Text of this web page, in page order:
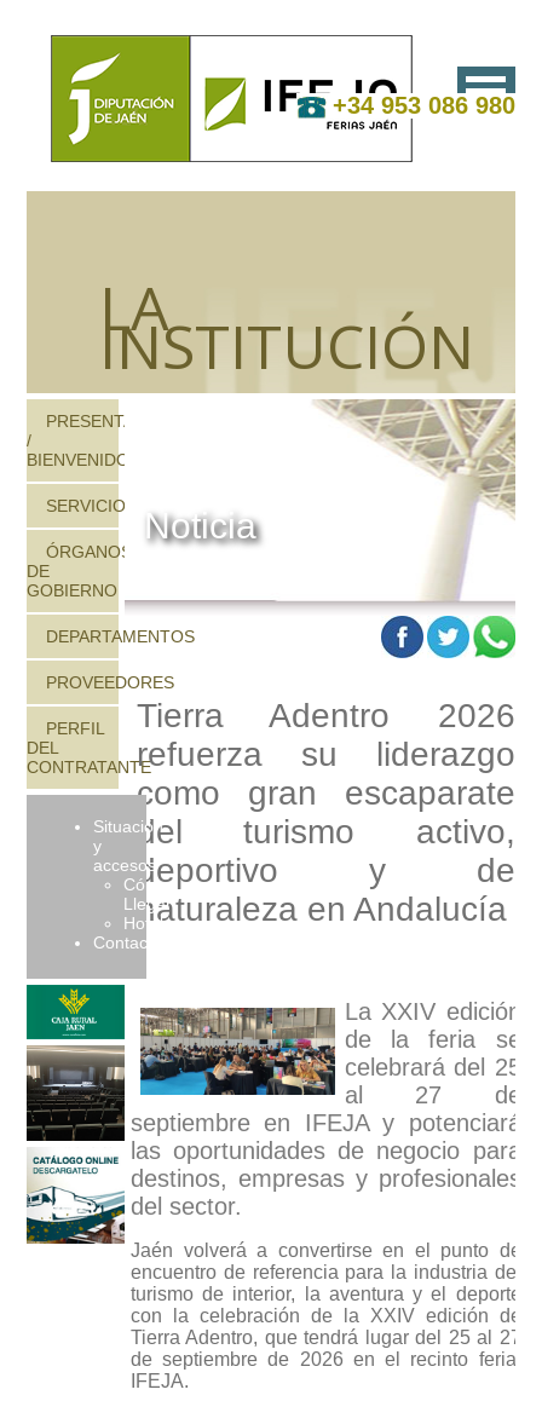
+34 953 086 980
LA
INSTITUCIÓN
PRESENTACIÓN
/
BIENVENIDOS
SERVICIOS
ÓRGANOS
DE
GOBIERNO
DEPARTAMENTOS
PROVEEDORES
PERFIL
DEL
CONTRATANTE
Noticia
Tierra Adentro 2026
refuerza su liderazgo
como gran escaparate
del turismo activo,
deportivo y de
naturaleza en Andalucía
La XXIV edición
de la feria se
celebrará del 25
al 27 de
septiembre en IFEJA y potenciará
las oportunidades de negocio para
destinos, empresas y profesionales
del sector.
Jaén volverá a convertirse en el punto de
encuentro de referencia para la industria del
turismo de interior, la aventura y el deporte
con la celebración de la XXIV edición de
Tierra Adentro, que tendrá lugar del 25 al 27
de septiembre de 2026 en el recinto ferial
IFEJA.
Situación
y
accesos
Cómo
Llegar
Hoteles
Contactar